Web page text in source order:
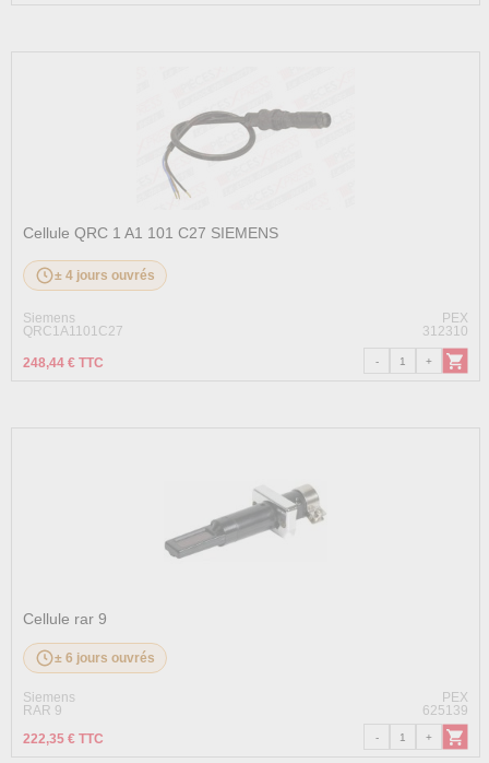
Cellule QRC 1 A1 101 C27 SIEMENS
± 4 jours ouvrés
Siemens
PEX
QRC1A1101C27
312310
248,44 € TTC
Cellule rar 9
± 6 jours ouvrés
Siemens
PEX
RAR 9
625139
222,35 € TTC